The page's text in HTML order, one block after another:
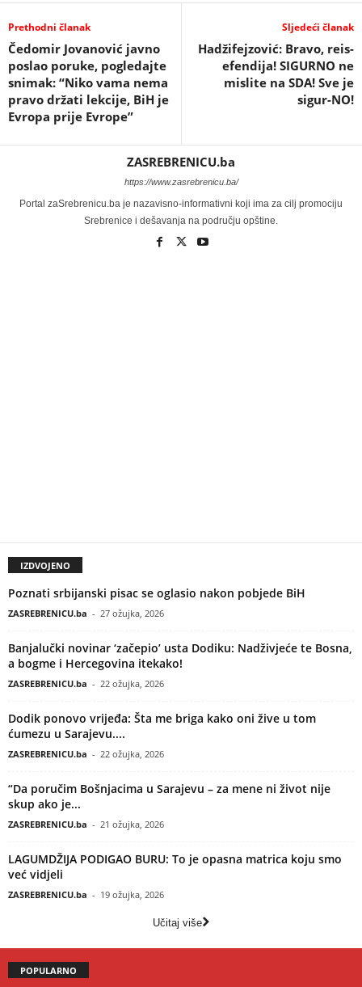
Prethodni članak
Čedomir Jovanović javno
poslao poruke, pogledajte
snimak: “Niko vama nema
pravo držati lekcije, BiH je
Evropa prije Evrope”
Sljedeći članak
Hadžifejzović: Bravo, reis-
efendija! SIGURNO ne
mislite na SDA! Sve je
sigur-NO!
ZASREBRENICU.ba
https://www.zasrebrenicu.ba/
Portal zaSrebrenicu.ba je nazavisno-informativni koji ima za cilj promociju
Srebrenice i dešavanja na području opštine.
IZDVOJENO
Poznati srbijanski pisac se oglasio nakon pobjede BiH
ZASREBRENICU.ba - 27 ožujka, 2026
Banjalučki novinar ‘začepio’ usta Dodiku: Nadživjeće te Bosna,
a bogme i Hercegovina itekako!
ZASREBRENICU.ba - 22 ožujka, 2026
Dodik ponovo vrijeđa: Šta me briga kako oni žive u tom
ćumezu u Sarajevu....
ZASREBRENICU.ba - 22 ožujka, 2026
“Da poručim Bošnjacima u Sarajevu – za mene ni život nije
skup ako je...
ZASREBRENICU.ba - 21 ožujka, 2026
LAGUMDŽIJA PODIGAO BURU: To je opasna matrica koju smo
već vidjeli
ZASREBRENICU.ba - 19 ožujka, 2026
Učitaj više
POPULARNO